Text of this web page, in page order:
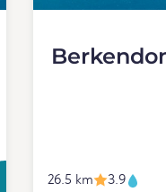
26.5 km 3.9